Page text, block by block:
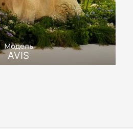
Модель
AVIS